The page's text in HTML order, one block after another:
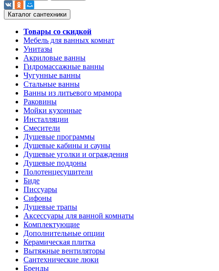
Каталог сантехники
Товары со скидкой
Мебель для ванных комнат
Унитазы
Акриловые ванны
Гидромассажные ванны
Чугунные ванны
Стальные ванны
Ванны из литьевого мрамора
Раковины
Мойки кухонные
Инсталляции
Смесители
Душевые программы
Душевые кабины и сауны
Душевые уголки и ограждения
Душевые поддоны
Полотенцесушители
Биде
Писсуары
Сифоны
Душевые трапы
Аксессуары для ванной комнаты
Комплектующие
Дополнительные опции
Керамическая плитка
Вытяжные вентиляторы
Сантехнические люки
Бренды